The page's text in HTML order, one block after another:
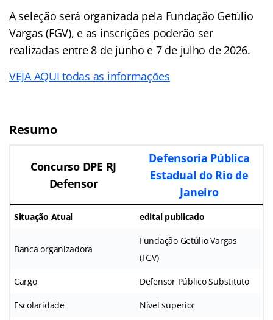
A seleção será organizada pela Fundação Getúlio
Vargas (FGV), e as inscrições poderão ser
realizadas entre 8 de junho e 7 de julho de 2026.
VEJA AQUI todas as informações
Resumo
Concurso DPE RJ
Defensor
Defensoria Pública
Estadual do Rio de
Janeiro
Situação Atual edital publicado
Banca organizadora
Fundação Getúlio Vargas
(FGV)
Cargo Defensor Público Substituto
Escolaridade Nível superior